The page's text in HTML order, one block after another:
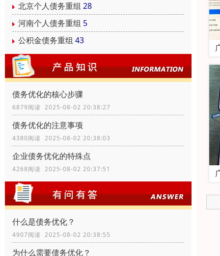
北京个人债务重组 28
河南个人债务重组 5
公积金债务重组 43
债务优化的核心步骤
6879阅读 2025-08-02 20:38:27
债务优化的注意事项
4380阅读 2025-08-02 20:38:03
企业债务优化的特殊点
4268阅读 2025-08-02 20:37:51
什么是债务优化？
4907阅读 2025-08-02 20:38:55
为什么需要债务优化？